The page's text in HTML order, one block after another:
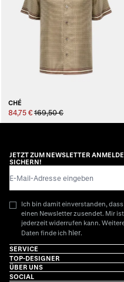
CHÉ
84,75 € 169,50 €
JETZT ZUM NEWSLETTER
SICHERN!
Ich bin damit einverstanden, dass
einen Newsletter zusendet. Mir
jederzeit widerrufen kann.
Daten finde ich hier.
SERVICE
TOP-DESIGNER
ÜBER UNS
SOCIAL